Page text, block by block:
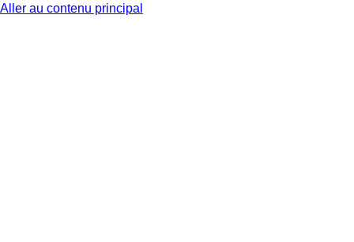
Aller au contenu principal